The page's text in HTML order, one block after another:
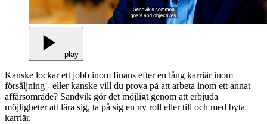
play
Kanske lockar ett jobb inom finans efter en lång karriär inom
försäljning - eller kanske vill du prova på att arbeta inom ett annat
affärsområde? Sandvik gör det möjligt genom att erbjuda
möjligheter att lära sig, ta på sig en ny roll eller till och med byta
karriär.